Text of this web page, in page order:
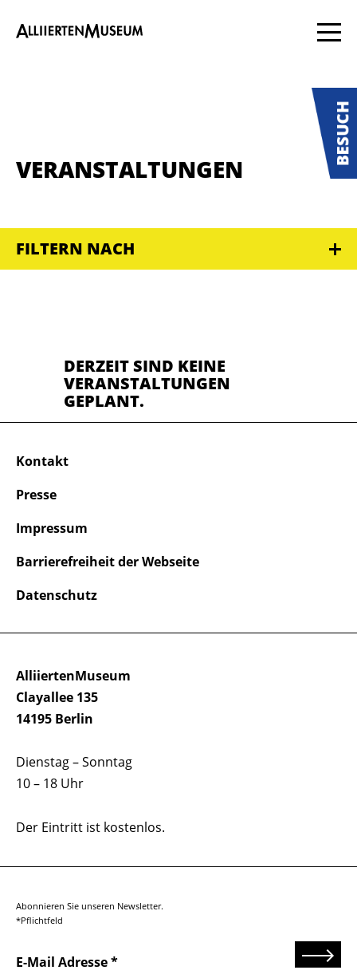
VERANSTALTUNGEN
FILTERN NACH
DERZEIT SIND KEINE
VERANSTALTUNGEN
GEPLANT.
AlliiertenMuseum
Clayallee 135
14195 Berlin
Dienstag – Sonntag
10 – 18 Uhr
Der Eintritt ist kostenlos.
Kontakt
Presse
Impressum
Barrierefreiheit der Webseite
Datenschutz
Abonnieren Sie unseren Newsletter.
*Pflichtfeld
E-Mail Adresse Senden